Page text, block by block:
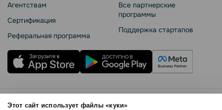
Этот сайт использует файлы «куки»
Агентствам
Сертификация
Реферальная программа
Все партнерские
программы
Поддержка стартапов
Правила использования